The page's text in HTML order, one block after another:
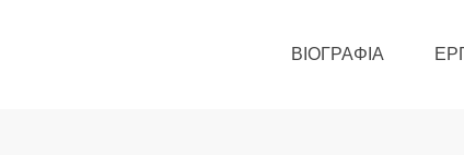
ΒΙΟΓΡΑΦΊΑ